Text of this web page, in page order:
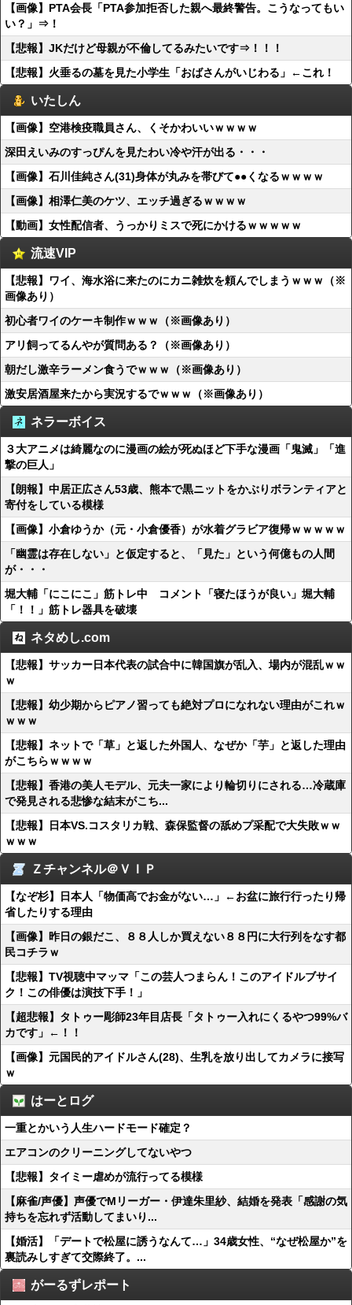
【画像】PTA会長「PTA参加拒否した親へ最終警告。こうなってもい
い？」⇒！
【悲報】JKだけど母親が不倫してるみたいです⇒！！！
【悲報】火垂るの墓を見た小学生「おばさんがいじわる」←これ！
いたしん
【画像】空港検疫職員さん、くそかわいいｗｗｗｗ
深田えいみのすっぴんを見たわい冷や汗が出る・・・
【画像】石川佳純さん(31)身体が丸みを帯びて●●くなるｗｗｗｗ
【画像】相澤仁美のケツ、エッチ過ぎるｗｗｗｗ
【動画】女性配信者、うっかりミスで死にかけるｗｗｗｗｗ
流速VIP
【悲報】ワイ、海水浴に来たのにカニ雑炊を頼んでしまうｗｗｗ（※
画像あり）
初心者ワイのケーキ制作ｗｗｗ（※画像あり）
アリ飼ってるんやが質問ある？（※画像あり）
朝だし激辛ラーメン食うでｗｗｗ（※画像あり）
激安居酒屋来たから実況するでｗｗｗ（※画像あり）
ネラーボイス
３大アニメは綺麗なのに漫画の絵が死ぬほど下手な漫画「鬼滅」「進
撃の巨人」
【朗報】中居正広さん53歳、熊本で黒ニットをかぶりボランティアと
寄付をしている模様
【画像】小倉ゆうか（元・小倉優香）が水着グラビア復帰ｗｗｗｗｗ
「幽霊は存在しない」と仮定すると、「見た」という何億もの人間
が・・・
堀大輔「にこにこ」筋トレ中 コメント「寝たほうが良い」堀大輔
「！！」筋トレ器具を破壊
ネタめし.com
【悲報】サッカー日本代表の試合中に韓国旗が乱入、場内が混乱ｗｗ
ｗ
【悲報】幼少期からピアノ習っても絶対プロになれない理由がこれｗ
ｗｗｗ
【悲報】ネットで「草」と返した外国人、なぜか「芋」と返した理由
がこちらｗｗｗｗ
【悲報】香港の美人モデル、元夫一家により輪切りにされる…冷蔵庫
で発見される悲惨な結末がこち...
【悲報】日本VS.コスタリカ戦、森保監督の舐めプ采配で大失敗ｗｗ
ｗｗｗ
Ｚチャンネル＠ＶＩＰ
【なぞ杉】日本人「物価高でお金がない…」←お盆に旅行行ったり帰
省したりする理由
【画像】昨日の銀だこ、８８人しか買えない８８円に大行列をなす都
民コチラｗ
【悲報】TV視聴中マッマ「この芸人つまらん！このアイドルブサイ
ク！この俳優は演技下手！」
【超悲報】タトゥー彫師23年目店長「タトゥー入れにくるやつ99%バ
カです」←！！
【画像】元国民的アイドルさん(28)、生乳を放り出してカメラに接写
ｗ
はーとログ
一重とかいう人生ハードモード確定？
エアコンのクリーニングしてないやつ
【悲報】タイミー虐めが流行ってる模様
【麻雀/声優】声優でMリーガー・伊達朱里紗、結婚を発表「感謝の気
持ちを忘れず活動してまいり...
【婚活】「デートで松屋に誘うなんて…」34歳女性、“なぜ松屋か”を
裏読みしすぎて交際終了。...
がーるずレポート